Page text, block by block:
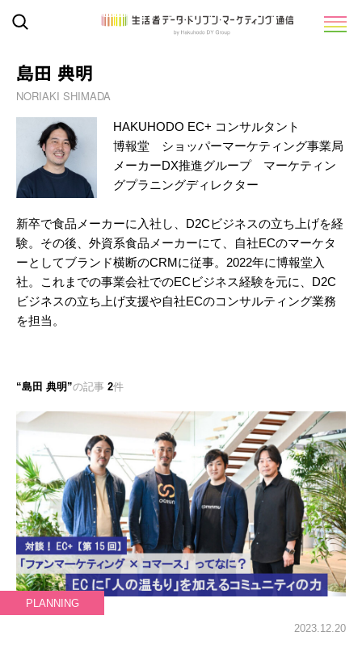
島田 典明
NORIAKI SHIMADA
HAKUHODO EC+ コンサルタント
博報堂 ショッパーマーケティング事業局
メーカーDX推進グループ マーケティン
グプラニングディレクター
新卒で食品メーカーに入社し、D2Cビジネスの立ち上げを経
験。その後、外資系食品メーカーにて、自社ECのマーケタ
ーとしてブランド横断のCRMに従事。2022年に博報堂入
社。これまでの事業会社でのECビジネス経験を元に、D2C
ビジネスの立ち上げ支援や自社ECのコンサルティング業務
を担当。
島田 典明 の記事 2件
PLANNING
2023.12.20